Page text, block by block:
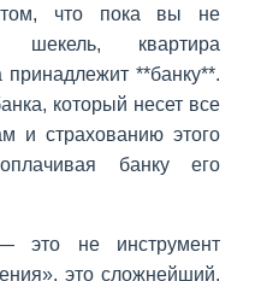
том, что пока вы не
шекель, квартира
**банку**.
который несет все
и страхованию этого
банку его
это не инструмент
это сложнейший,